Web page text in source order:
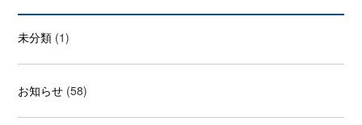
未分類 (1)
お知らせ (58)